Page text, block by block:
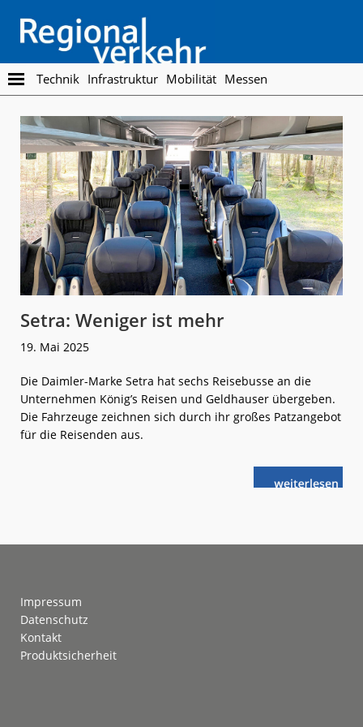
main
content
footer
Regionalverkehr
Die
Fachzeitschrift
den
Öffentlichen
Personennahverkehr
Technik Infrastruktur Mobilität Messen
Setra: Weniger ist mehr
19. Mai 2025
Die Daimler-Marke Setra hat sechs Reisebusse an die
Unternehmen König’s Reisen und Geldhauser übergeben.
Die Fahrzeuge zeichnen sich durch ihr großes Patzangebot
für die Reisenden aus.
weiterlese
nSetra:
Impressum
Datenschutz
Kontakt
Produktsicherheit